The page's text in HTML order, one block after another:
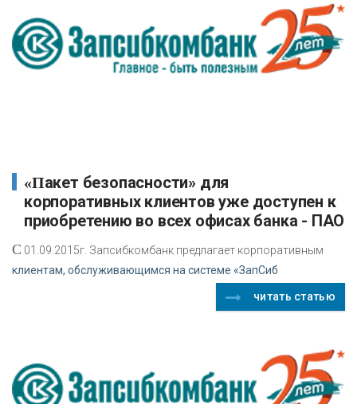
«Пакет безопасности» для
корпоративных клиентов уже доступен к
приобретению во всех офисах банка - ПАО
С 01.09.2015г. Запсибкомбанк предлагает корпоративным
клиентам, обслуживающимся на системе «ЗапСиб
читать статью